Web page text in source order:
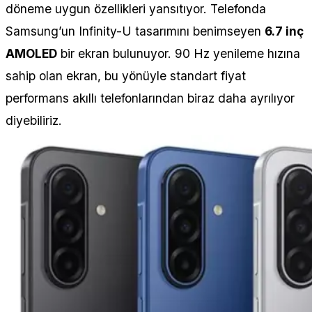
döneme uygun özellikleri yansıtıyor. Telefonda
Samsung’un Infinity-U tasarımını benimseyen 6.7 inç
AMOLED bir ekran bulunuyor. 90 Hz yenileme hızına
sahip olan ekran, bu yönüyle standart fiyat
performans akıllı telefonlarından biraz daha ayrılıyor
diyebiliriz.